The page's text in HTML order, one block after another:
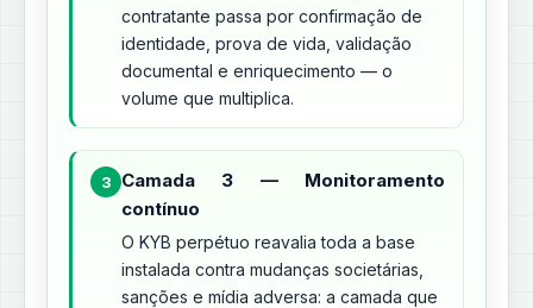
contratante passa por confirmação de
identidade, prova de vida, validação
documental e enriquecimento — o
volume que multiplica.
3
Camada 3 — Monitoramento
contínuo
O KYB perpétuo reavalia toda a base
instalada contra mudanças societárias,
sanções e mídia adversa: a camada que